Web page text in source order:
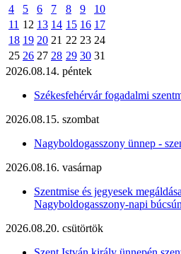
4
5 6 7 8 9
10
11 12 13 14 15 16 17
18 19 20 21 22 23 24
25 26 27 28 29 30 31
2026.08.14. péntek
Székesfehérvár fogadalmi
2026.08.15. szombat
Nagyboldogasszony ünnep -
2026.08.16. vasárnap
Szentmise és jegyesek
Nagyboldogasszony-napi búcsún
2026.08.20. csütörtök